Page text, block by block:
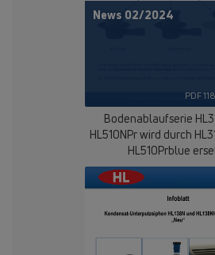
News 02/2024
PDF
Bodenablaufserie
HL510NPr wird durch
HL510Prblue